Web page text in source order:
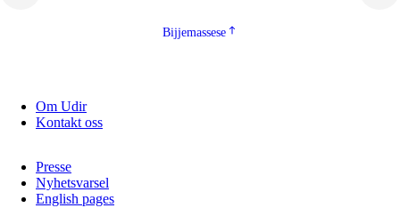
Bijjemassese
Om Udir
Kontakt oss
Presse
Nyhetsvarsel
English pages